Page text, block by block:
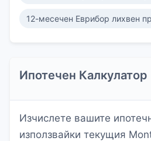
12-месечен Еврибор лихвен
Ипотечен Калкулатор
Изчислете вашите
използвайки текущия